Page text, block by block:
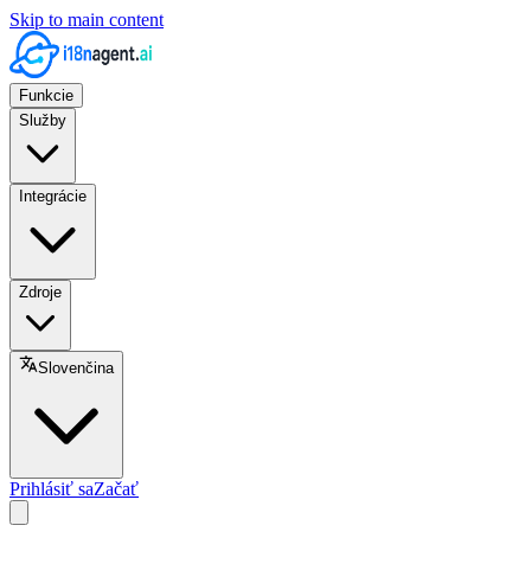
Skip to main content
Funkcie
Služby
Integrácie
Zdroje
Slovenčina
Prihlásiť saZačať